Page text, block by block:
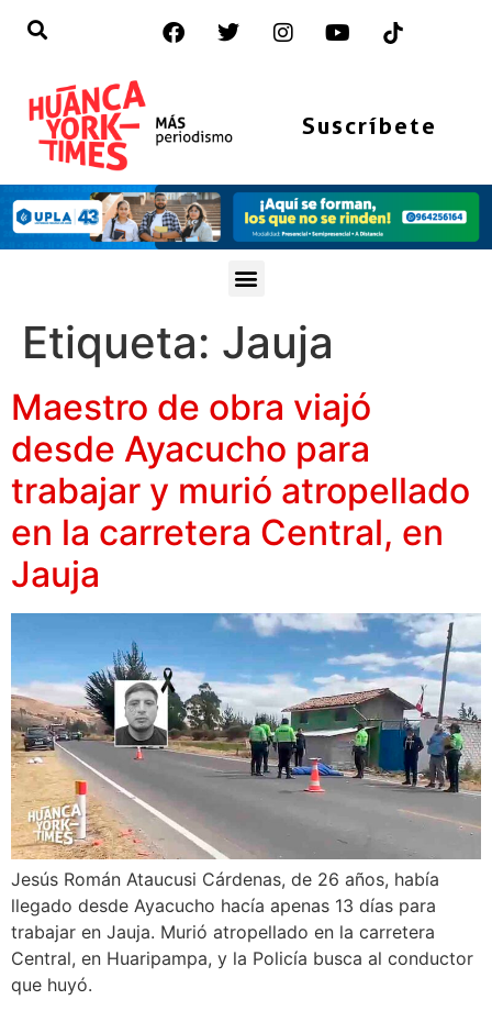
Suscríbete
Etiqueta: Jauja
Maestro de obra viajó
desde Ayacucho para
trabajar y murió atropellado
en la carretera Central, en
Jauja
Jesús Román Ataucusi Cárdenas, de 26 años, había
llegado desde Ayacucho hacía apenas 13 días para
trabajar en Jauja. Murió atropellado en la carretera
Central, en Huaripampa, y la Policía busca al conductor
que huyó.